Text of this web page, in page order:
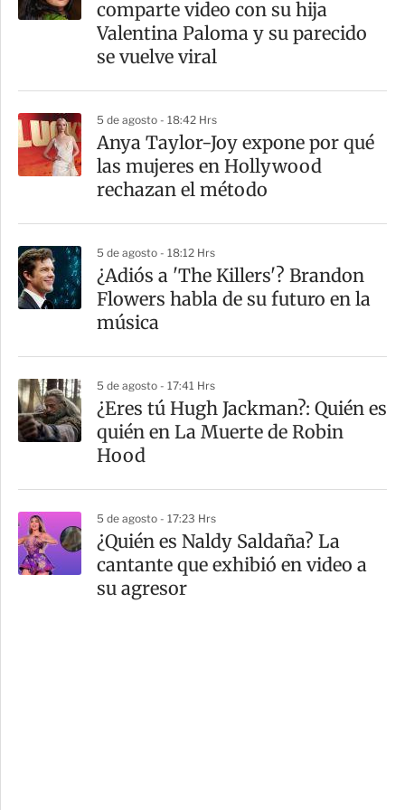
t
comparte video con su hija
Valentina Paloma y su parecido
se vuelve viral
5 de agosto - 18:42 Hrs
Anya Taylor-Joy expone por qué
las mujeres en Hollywood
rechazan el método
5 de agosto - 18:12 Hrs
¿Adiós a 'The Killers'? Brandon
Flowers habla de su futuro en la
música
5 de agosto - 17:41 Hrs
¿Eres tú Hugh Jackman?: Quién es
quién en La Muerte de Robin
Hood
5 de agosto - 17:23 Hrs
¿Quién es Naldy Saldaña? La
cantante que exhibió en video a
su agresor